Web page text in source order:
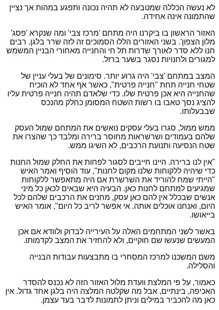
לא נעשה הכללה שמטבעה לא תהיה נכונה ותפגע במהות אך נציין
שהתמונה אינה אחידה.
האזור הראשון בו ביקרנו היה מתחם 'מרכז צבי' ומה שנקרא 'פסג'
מלון הצפון'. בשני האזורים הללו הסמוכים זה לזה שרר בלגן. רבים
חנו ללא סדר לאורך שדרות תל חי והחנייה מאחורי הבניין המשמש
למגורים ולחנויות נסגר בשער ברזל.
המצב במתחם 'צבי' היה גרוע יותר. סימונים של בעלי עניין של
שטחי חנייה תחת "חנייה פרטית", כאשר אף אחד לא הוכיח
שהחנייה היא אכן פרטית שלו. כדי שלאדם תהיה חנייה פרטית עליו
להציג נסך טאבו בו רשות השטח המסומן כחלק מהנכס
שבבעלותו.
ממש ממול, סגרו בעלי עסקים נואשים את המתחם שמול העסק
שלהם בעמודים ושרשראות מחוסר ברירה ומלבד כך שהצרו את
שטח הנסיעה ותנועת הרכבים, לא השיגו ממש.
"אין לנו ברירה. היינו חייבים לסגור לפחות את החלק שמול החנות
כדי שיהיה ללקוחות שלנו מקום לחנות", עוד הוסיף ואמר האיש
"הייתי שמח להוריד את השרשרת אם היה מתאפשר ללקוחות
שמגיעים למתחם לחנות כאן. הבעיה היא שבאים לכאן כל מיני
אנשים שבכלל אין להם כאן עסק, מחנים את הרכבים שלהם לכל
היום, ואנחנו אוכלים אותה. אי אפשר לריב כל היום", אומר האיש
בייאושו.
באשר לשני המתחמים האלה על העירייה לבדוק ולוודא אם אכן
המעשים שנעשו שם חוקיים, ולא להחזיר את המצב לקדמותו.
משם המשכנו למרכז המסחרי בו מתבצעות עבודות הבנייה
והסלילה.
כאמור, על פי המלצת וועדת מלול האזור הזה לא נכנס להסדר
האכיפה, בינתיים, אבל מה שקלטה המלצה היה בלגן אחד גדול. אין
כאן מה להכביר במילים וניתן לתמונות לדבר בעד עצמן.